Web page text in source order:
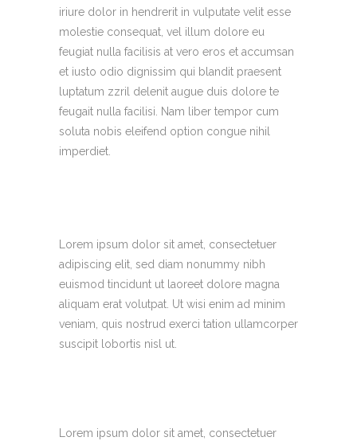
iriure dolor in hendrerit in vulputate velit esse
molestie consequat, vel illum dolore eu
feugiat nulla facilisis at vero eros et accumsan
et iusto odio dignissim qui blandit praesent
luptatum zzril delenit augue duis dolore te
feugait nulla facilisi. Nam liber tempor cum
soluta nobis eleifend option congue nihil
imperdiet.
Lorem ipsum dolor sit amet, consectetuer
adipiscing elit, sed diam nonummy nibh
euismod tincidunt ut laoreet dolore magna
aliquam erat volutpat. Ut wisi enim ad minim
veniam, quis nostrud exerci tation ullamcorper
suscipit lobortis nisl ut.
Lorem ipsum dolor sit amet, consectetuer